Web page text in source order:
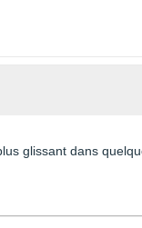
glissant dans